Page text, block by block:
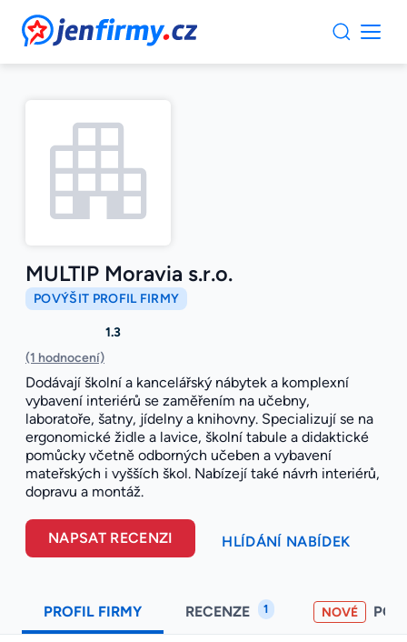
JenFirmy.cz
MULTIP Moravia s.r.o.
POVÝŠIT PROFIL FIRMY
1.3
(1 hodnocení)
Dodávají školní a kancelářský nábytek a komplexní
vybavení interiérů se zaměřením na učebny,
laboratoře, šatny, jídelny a knihovny. Specializují se na
ergonomické židle a lavice, školní tabule a didaktické
pomůcky včetně odborných učeben a vybavení
mateřských i vyšších škol. Nabízejí také návrh interiérů,
dopravu a montáž.
NAPSAT RECENZI HLÍDÁNÍ NABÍDEK
PROFIL FIRMY RECENZE 1 NOVÉ